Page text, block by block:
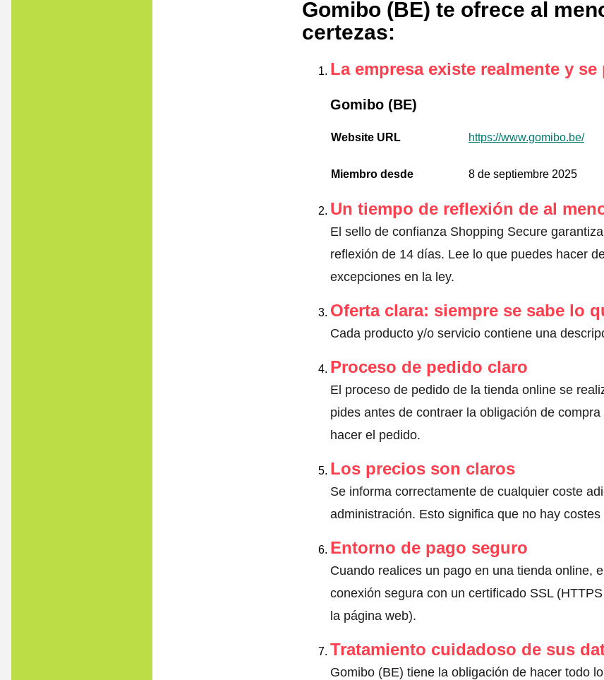
Gomibo (BE) te ofrece al
certezas:
La empresa existe realmente y
Gomibo (BE)
Website URL https://www.gomibo.be/
Miembro desde 8 de septiembre 2025
Un tiempo de reflexión de al
El sello de confianza Shopping Secure
reflexión de 14 días. Lee lo que puedes hacer
excepciones en la ley.
Oferta clara: siempre se sabe lo
Cada producto y/o servicio contiene una
Proceso de pedido claro
El proceso de pedido de la tienda online se
pides antes de contraer la obligación de
hacer el pedido.
Los precios son claros
Se informa correctamente de cualquier coste
administración. Esto significa que no hay
Entorno de pago seguro
Cuando realices un pago en una tienda online,
conexión segura con un certificado SSL
la página web).
Tratamiento cuidadoso de sus
Gomibo (BE) tiene la obligación de hacer todo